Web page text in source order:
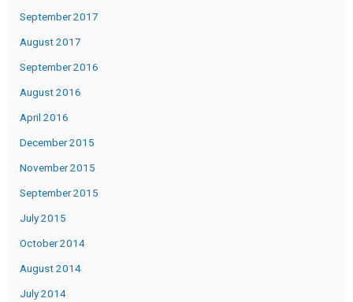
September 2017
August 2017
September 2016
August 2016
April 2016
December 2015
November 2015
September 2015
July 2015
October 2014
August 2014
July 2014